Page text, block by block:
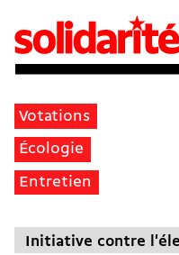
Votations
Écologie
Entretien
Initiative contre